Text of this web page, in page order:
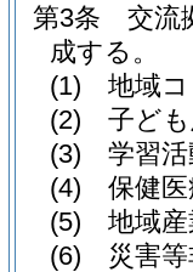
第3条
交流
成する。
(1)
地域
(2)
子ど
(3)
学習
(4)
保健
(5)
地域
(6)
災害